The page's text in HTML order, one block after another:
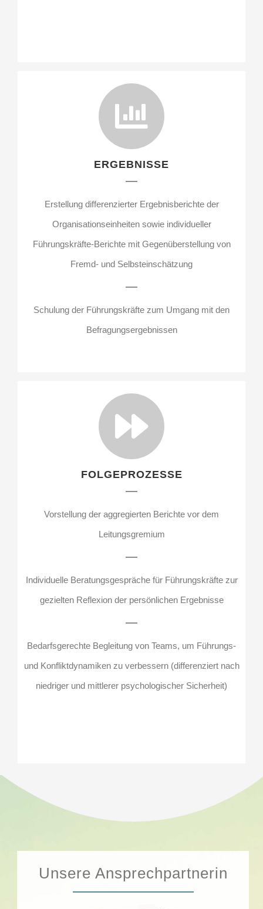
ERGEBNISSE
Erstellung differenzierter Ergebnisberichte der
Organisationseinheiten sowie individueller
Führungskräfte-Berichte mit Gegenüberstellung von
Fremd- und Selbsteinschätzung
Schulung der Führungskräfte zum Umgang mit den
Befragungsergebnissen
FOLGEPROZESSE
Vorstellung der aggregierten Berichte vor dem
Leitungsgremium
Individuelle Beratungsgespräche für Führungskräfte zur
gezielten Reflexion der persönlichen Ergebnisse
Bedarfsgerechte Begleitung von Teams, um Führungs-
und Konfliktdynamiken zu verbessern (differenziert nach
niedriger und mittlerer psychologischer Sicherheit)
Unsere Ansprechpartnerin